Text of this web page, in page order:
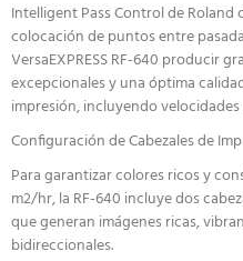
Intelligent Pass Control de
colocación de puntos entre
VersaEXPRESS RF-640 producir
excepcionales y una óptima
impresión, incluyendo velocidades
Configuración de Cabezales de
Para garantizar colores ricos y
m2/hr, la RF-640 incluye dos
que generan imágenes ricas,
bidireccionales.